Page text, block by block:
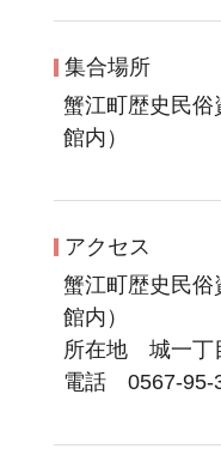
集合場所
蟹江町歴史民俗
館内）
アクセス
蟹江町歴史民俗
館内）
所在地 城一丁
電話 0567-95-